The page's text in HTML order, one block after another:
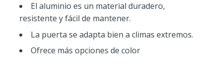
El aluminio es un material duradero,
resistente y fácil de mantener.
La puerta se adapta bien a climas extremos.
Ofrece más opciones de color